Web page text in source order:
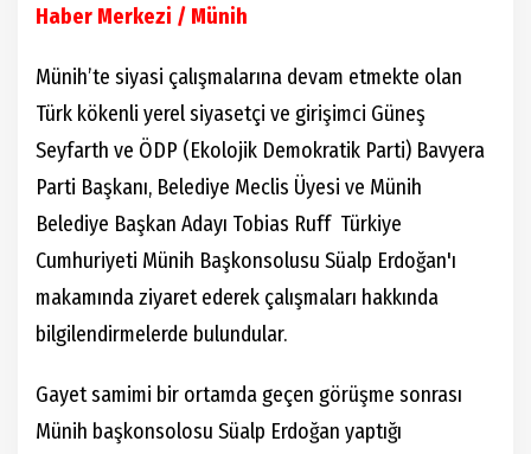
Haber Merkezi / Münih
Münih’te siyasi çalışmalarına devam etmekte olan
Türk kökenli yerel siyasetçi ve girişimci Güneş
Seyfarth ve ÖDP (Ekolojik Demokratik Parti) Bavyera
Parti Başkanı, Belediye Meclis Üyesi ve Münih
Belediye Başkan Adayı Tobias Ruff Türkiye
Cumhuriyeti Münih Başkonsolusu Süalp Erdoğan'ı
makamında ziyaret ederek çalışmaları hakkında
bilgilendirmelerde bulundular.
Gayet samimi bir ortamda geçen görüşme sonrası
Münih başkonsolosu Süalp Erdoğan yaptığı